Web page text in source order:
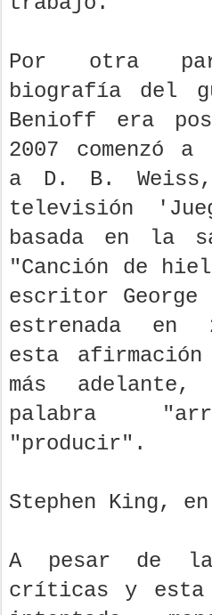
Por otra
biografía del
Benioff era
2007 comenzó
a D. B.
televisión
basada en la
"Canción de
escritor
estrenada en
esta
más adelante,
palabra
"producir".
Stephen King,
A pesar de
críticas y esta